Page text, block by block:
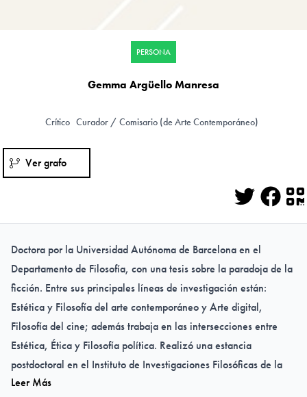
PERSONA
Gemma Argüello Manresa
Crítico Curador / Comisario (de Arte Contemporáneo)
Ver grafo
Twitter
Doctora por la Universidad Autónoma de Barcelona en el
Departamento de Filosofía, con una tesis sobre la paradoja de la
ficción. Entre sus principales líneas de investigación están:
Estética y Filosofía del arte contemporáneo y Arte digital,
Filosofía del cine; además trabaja en las intersecciones entre
Estética, Ética y Filosofía política. Realizó una estancia
postdoctoral en el Instituto de Investigaciones Filosóficas de la
Universidad Nacional Autónoma de México (UNAM) con un
Leer Más